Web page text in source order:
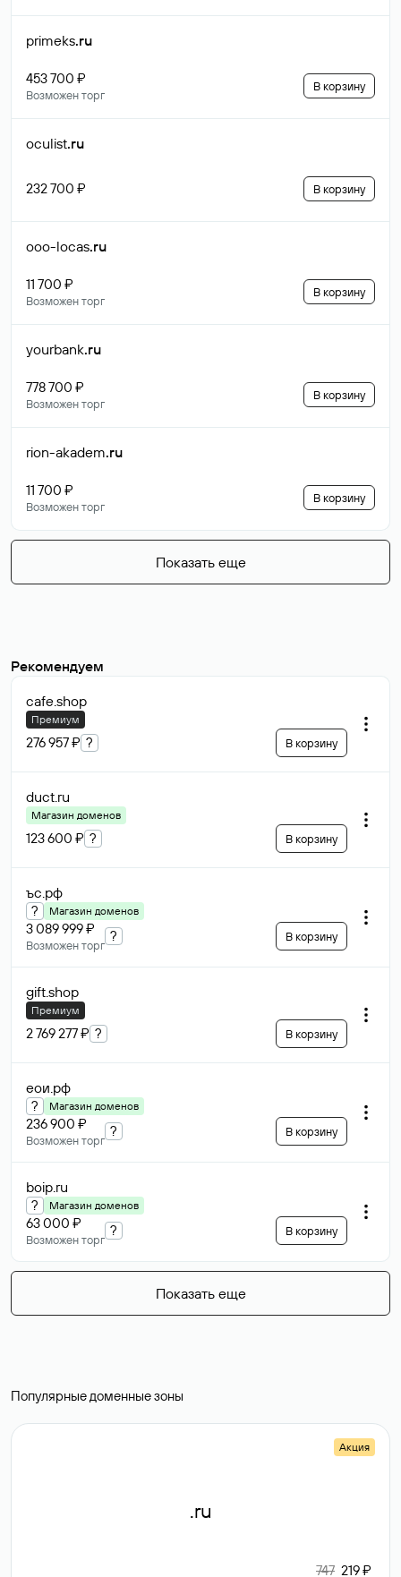
primeks.ru
453 700 ₽
Возможен торг
В корзину
oculist.ru
232 700 ₽ В корзину
ooo-locas.ru
11 700 ₽
Возможен торг
В корзину
yourbank.ru
778 700 ₽
Возможен торг
В корзину
rion-akadem.ru
11 700 ₽
Возможен торг
В корзину
Показать еще
Рекомендуем
cafe.shop
Премиум
276 957 ₽ ? В корзину
duct.ru
Магазин доменов
123 600 ₽ ? В корзину
ъс.рф
? Магазин доменов
3 089 999 ₽
Возможен торг
? В корзину
gift.shop
Премиум
2 769 277 ₽ ? В корзину
еои.рф
? Магазин доменов
236 900 ₽
Возможен торг
? В корзину
boip.ru
? Магазин доменов
63 000 ₽
Возможен торг
? В корзину
Показать еще
Популярные доменные зоны
Акция
.ru
747 219 ₽